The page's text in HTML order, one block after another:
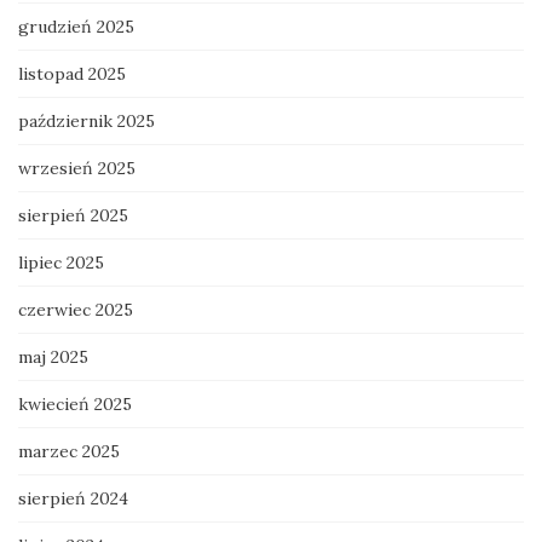
grudzień 2025
listopad 2025
październik 2025
wrzesień 2025
sierpień 2025
lipiec 2025
czerwiec 2025
maj 2025
kwiecień 2025
marzec 2025
sierpień 2024